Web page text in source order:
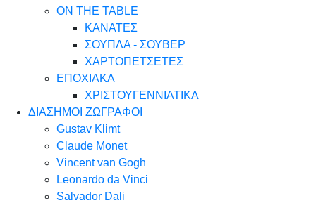
ON THE TABLE
ΚΑΝΑΤΕΣ
ΣΟΥΠΛΑ - ΣΟΥΒΕΡ
ΧΑΡΤΟΠΕΤΣΕΤΕΣ
ΕΠΟΧΙΑΚΑ
ΧΡΙΣΤΟΥΓΕΝΝΙΑΤΙΚΑ
ΔΙΑΣΗΜΟΙ ΖΩΓΡΑΦΟΙ
Gustav Klimt
Claude Monet
Vincent van Gogh
Leonardo da Vinci
Salvador Dali